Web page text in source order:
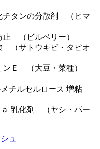
チタンの分散剤 （ヒマ
止 （ビルベリー）
（サトウキビ・タピオ
ンＥ （大豆・菜種）
メチルセルロース 増粘
ａ 乳化剤 （ヤシ・パー
ュ